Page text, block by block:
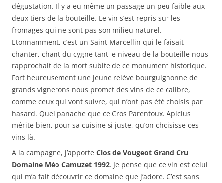
dégustation. Il y a eu même un passage un peu faible aux
deux tiers de la bouteille. Le vin s’est repris sur les
fromages qui ne sont pas son milieu naturel.
Etonnamment, c’est un Saint-Marcellin qui le faisait
chanter, chant du cygne tant le niveau de la bouteille nous
rapprochait de la mort subite de ce monument historique.
Fort heureusement une jeune relève bourguignonne de
grands vignerons nous promet des vins de ce calibre,
comme ceux qui vont suivre, qui n’ont pas été choisis par
hasard. Quel panache que ce Cros Parentoux. Apicius
mérite bien, pour sa cuisine si juste, qu’on choisisse ces
vins là.
A la campagne, j’apporte Clos de Vougeot Grand Cru
Domaine Méo Camuzet 1992. Je pense que ce vin est celui
qui m’a fait découvrir ce domaine que j’adore. C’est sans